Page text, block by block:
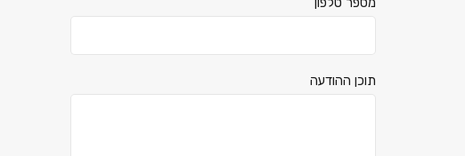
תוכן ההודעה